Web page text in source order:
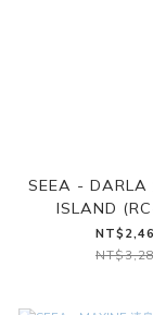
SEEA - DARLA
ISLAND